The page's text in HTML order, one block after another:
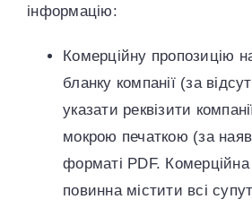
інформацію:
Комерційну пропозицію
бланку компанії (за
указати реквізити
мокрою печаткою (за
форматі PDF. Комерційна
повинна містити всі